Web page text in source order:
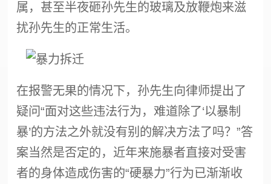
属，甚至半夜砸孙先生的玻璃及放鞭炮来滋
扰孙先生的正常生活。
在报警无果的情况下，孙先生向律师提出了
疑问“面对这些违法行为，难道除了‘以暴制
暴’的方法之外就没有别的解决方法了吗？”答
案当然是否定的，近年来施暴者直接对受害
者的身体造成伤害的“硬暴力”行为已渐渐收